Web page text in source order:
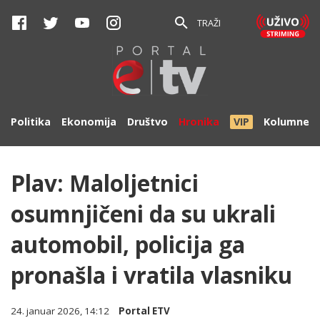
TRAŽI
Politika Ekonomija Društvo Hronika VIP Kolumne
Plav: Maloljetnici
osumnjičeni da su ukrali
automobil, policija ga
pronašla i vratila vlasniku
24. januar 2026, 14:12 Portal ETV